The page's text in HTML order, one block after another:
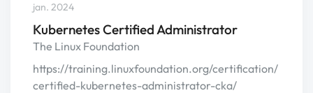
jan. 2024
Kubernetes Certified Administrator
The Linux Foundation
https://training.linuxfoundation.org/certification/
certified-kubernetes-administrator-cka/